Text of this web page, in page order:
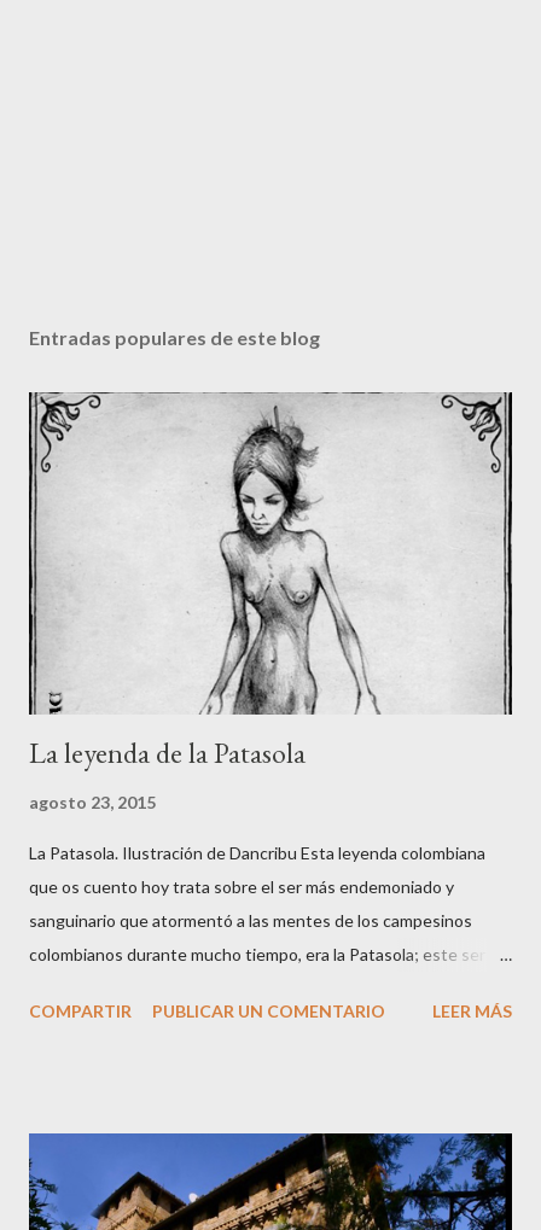
Entradas populares de este blog
La leyenda de la Patasola
agosto 23, 2015
La Patasola. Ilustración de Dancribu Esta leyenda colombiana
que os cuento hoy trata sobre el ser más endemoniado y
sanguinario que atormentó a las mentes de los campesinos
colombianos durante mucho tiempo, era la Patasola; este ser
una hermosa mujer que avanzaba dando grandes saltos con la
Patasola es el espíritu de una mujer infiel que tenía amores con
el jefe de su marido; cuando éste descubrió el engaño mató a su
jefe con un machete y a ella le cortó una pierna y salió corriendo
COMPARTIR PUBLICAR UN COMENTARIO LEER MÁS